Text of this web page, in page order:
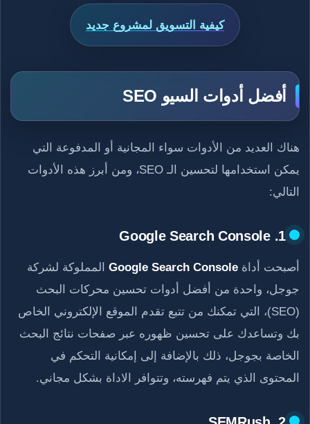
كيفية التسويق لمشروع جديد
أفضل أدوات السيو SEO
هناك العديد من الأدوات سواء المجانية أو المدفوعة التي
يمكن استخدامها لتحسين الـ SEO، ومن أبرز هذه الأدوات
التالي:
1. Google Search Console
أصبحت أداة
المملوكة لشركة
جوجل، واحدة من أفضل أدوات تحسين محركات البحث
(SEO)، التي تمكنك من تتبع تقدم الموقع الإلكتروني الخاص
بك وتساعدك على تحسين ظهوره عبر صفحات نتائج البحث
الخاصة بجوجل، ذلك بالإضافة إلى إمكانية التحكم في
المحتوى الذي يتم فهرسته، وتتوافر الاداة بشكل مجاني.